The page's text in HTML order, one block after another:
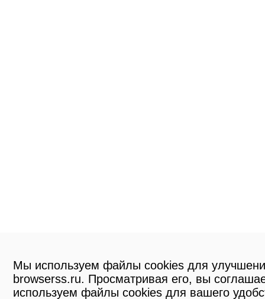
Мы используем файлы cookies для
browserss.ru. Просматривая его, вы
используем файлы cookies для вашего